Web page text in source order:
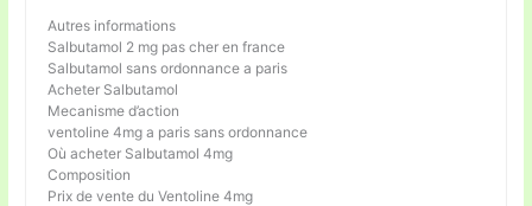
Autres informations
Salbutamol 2 mg pas cher en france
Salbutamol sans ordonnance a paris
Acheter Salbutamol
Mecanisme d’action
ventoline 4mg a paris sans ordonnance
Où acheter Salbutamol 4mg
Composition
Prix de vente du Ventoline 4mg